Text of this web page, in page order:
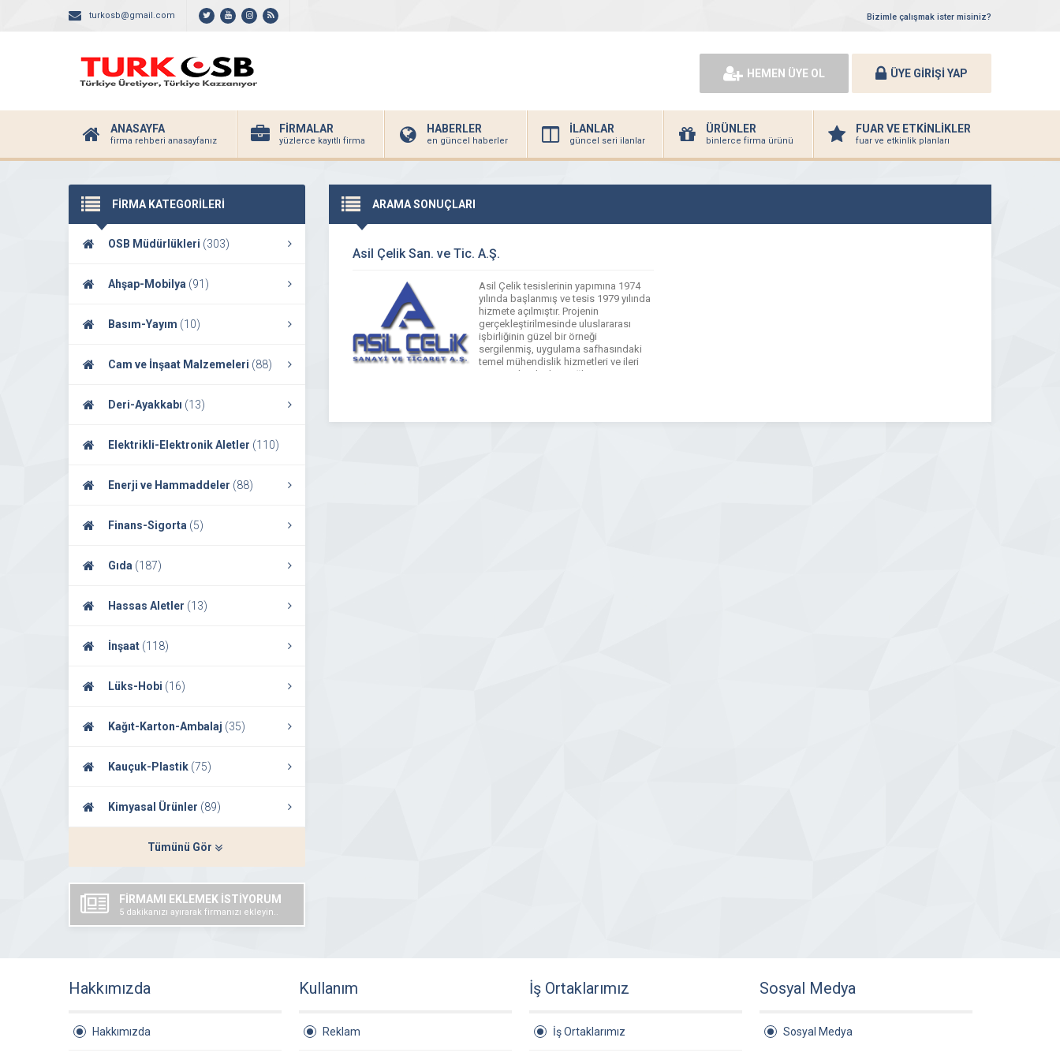
turkosb@gmail.com Bizimle çalışmak ister misiniz?
HEMEN ÜYE OL ÜYE GİRİŞİ YAP
ANASAYFA
firma rehberi anasayfanız
FİRMALAR
yüzlerce kayıtlı firma
HABERLER
en güncel haberler
İLANLAR
güncel seri ilanlar
ÜRÜNLER
binlerce firma ürünü
FUAR VE ETKİNLİKLER
fuar ve etkinlik planları
FİRMA KATEGORİLERİ
OSB Müdürlükleri (303)
Ahşap-Mobilya (91)
Basım-Yayım (10)
Cam ve İnşaat Malzemeleri (88)
Deri-Ayakkabı (13)
Elektrikli-Elektronik Aletler (110)
Enerji ve Hammaddeler (88)
Finans-Sigorta (5)
Gıda (187)
Hassas Aletler (13)
İnşaat (118)
Lüks-Hobi (16)
Kağıt-Karton-Ambalaj (35)
Kauçuk-Plastik (75)
Kimyasal Ürünler (89)
Tümünü Gör
FİRMAMI EKLEMEK İSTİYORUM
5 dakikanızı ayırarak firmanızı ekleyin..
ARAMA SONUÇLARI
Asil Çelik San. ve Tic. A.Ş.
Asil Çelik tesislerinin yapımına 1974
yılında başlanmış ve tesis 1979 yılında
hizmete açılmıştır. Projenin
gerçekleştirilmesinde uluslararası
işbirliğinin güzel bir örneği
sergilenmiş, uygulama safhasındaki
temel mühendislik hizmetleri ve ileri
üretim teknolojileri sağlanması amacı
imzalanmış, makine ve teçhizatın
Hakkımızda
Hakkımızda
Kullanım
Reklam
İş Ortaklarımız
İş Ortaklarımız
Sosyal Medya
Sosyal Medya